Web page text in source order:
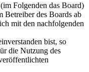
(im Folgenden das Board)
Betreiber des Boards ab
mit den nachfolgenden
bist, so
die Nutzung des